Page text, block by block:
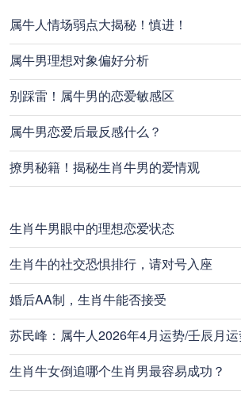
属牛人情场弱点大揭秘！慎进！
属牛男理想对象偏好分析
别踩雷！属牛男的恋爱敏感区
属牛男恋爱后最反感什么？
撩男秘籍！揭秘生肖牛男的爱情观
生肖牛男眼中的理想恋爱状态
生肖牛的社交恐惧排行，请对号入座
婚后AA制，生肖牛能否接受
苏民峰：属牛人2026年4月运势/壬辰月运
生肖牛女倒追哪个生肖男最容易成功？